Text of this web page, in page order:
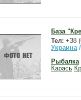
База
Тел: +38
Украина
Рыбалка
Карась